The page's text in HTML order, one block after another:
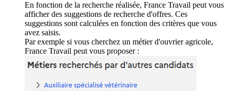
En fonction de la recherche réalisée, France Travail peut vous
afficher des suggestions de recherche d'offres. Ces
suggestions sont calculées en fonction des critères que vous
avez saisis.
Par exemple si vous cherchez un métier d'ouvrier agricole,
France Travail peut vous proposer :